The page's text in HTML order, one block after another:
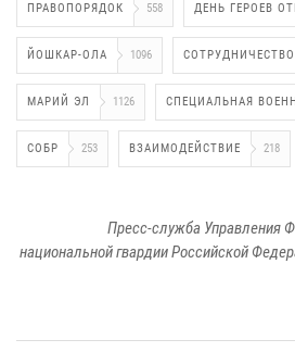
ПРАВОПОРЯДОК 558 ДЕНЬ ГЕРОЕВ
ЙОШКАР-ОЛА 1096 СОТРУДНИЧЕСТВО
МАРИЙ ЭЛ 1126 СПЕЦИАЛЬНАЯ
СОБР 253 ВЗАИМОДЕЙСТВИЕ 218
Пресс-служба Управления
национальной гвардии Российской